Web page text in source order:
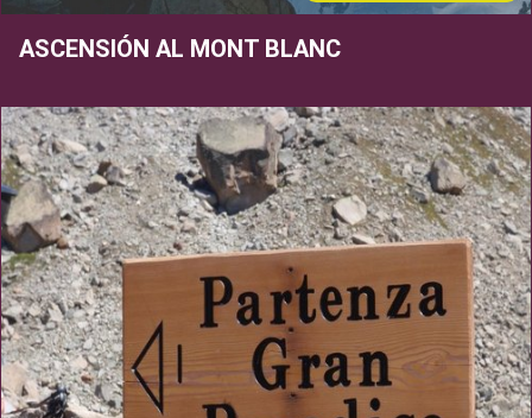
ASCENSIÓN AL MONT BLANC